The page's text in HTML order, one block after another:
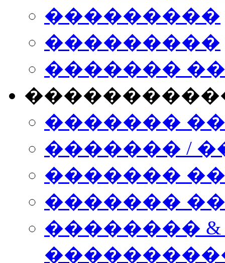
���������
���������
�������
�������
������� /
�������
������� ���
��������